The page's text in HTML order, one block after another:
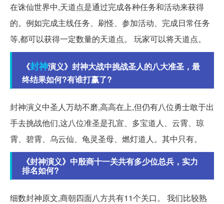
在诛仙世界中,天道点是通过完成各种任务和活动来获得
的。例如完成主线任务、刷怪、参加活动、完成日常任务
等,都可以获得一定数量的天道点。 玩家可以将天道点。
《封神演义》封神大战中挑战圣人的八大准圣，最
终结果如何?有谁打赢了?
封神演义中圣人万劫不磨,高高在上,但仍有八位勇士敢于出
手去挑战他们,这八位准圣是孔宣、多宝道人、云霄、琼
霄、碧霄、乌云仙、龟灵圣母、燃灯道人。其中只有。
《封神演义》中殷商十一关共有多少位总兵，实力
排名如何?
细数封神原文,商朝四面八方共有11个关口。 我们比较熟